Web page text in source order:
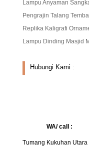
Lampu Anyaman
Pengrajin Talang
Replika Kaligrafi
Lampu Dinding Masjid
Hubungi Kami :
WA/
Tumang Kukuhan